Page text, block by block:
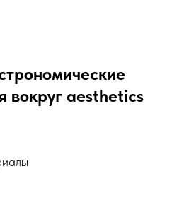
вокруг aesthetics